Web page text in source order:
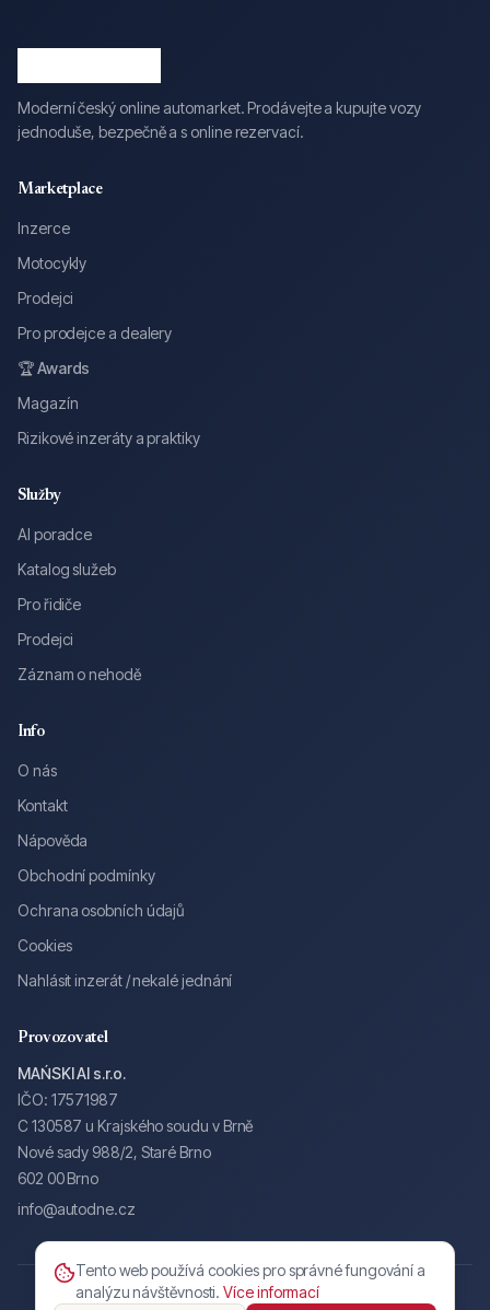
Moderní český online automarket. Prodávejte a kupujte vozy
jednoduše, bezpečně a s online rezervací.
Marketplace
Inzerce
Motocykly
Prodejci
Pro prodejce a dealery
🏆 Awards
Magazín
Rizikové inzeráty a praktiky
Služby
AI poradce
Katalog služeb
Pro řidiče
Prodejci
Záznam o nehodě
Info
O nás
Kontakt
Nápověda
Obchodní podmínky
Ochrana osobních údajů
Cookies
Nahlásit inzerát / nekalé jednání
Provozovatel
MAŃSKI AI s.r.o.
IČO: 17571987
C 130587 u Krajského soudu v Brně
Nové sady 988/2, Staré Brno
602 00 Brno
info@autodne.cz
2026AUTOdne.cz — MAŃSKI AI s.r.o.Všechna práva vyhrazena.
Tento web používá cookies pro správné fungování a
analýzu návštěvnosti. Více informací